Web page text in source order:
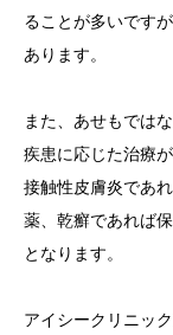
ることが多いです
あります。
また、あせもでは
疾患に応じた治療
接触性皮膚炎であ
薬、乾癬であれば
となります。
アイシークリニッ